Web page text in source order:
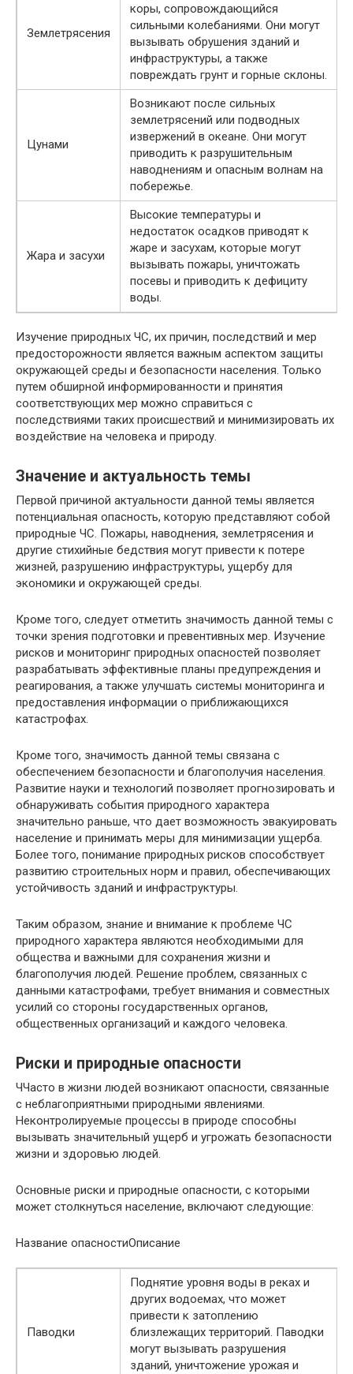
Землетрясения
коры, сопровождающийся
сильными колебаниями. Они могут
вызывать обрушения зданий и
инфраструктуры, а также
повреждать грунт и горные склоны.
Цунами
Возникают после сильных
землетрясений или подводных
извержений в океане. Они могут
приводить к разрушительным
наводнениям и опасным волнам на
побережье.
Жара и засухи
Высокие температуры и
недостаток осадков приводят к
жаре и засухам, которые могут
вызывать пожары, уничтожать
посевы и приводить к дефициту
воды.
Изучение природных ЧС, их причин, последствий и мер
предосторожности является важным аспектом защиты
окружающей среды и безопасности населения. Только
путем обширной информированности и принятия
соответствующих мер можно справиться с
последствиями таких происшествий и минимизировать их
воздействие на человека и природу.
Значение и актуальность темы
Первой причиной актуальности данной темы является
потенциальная опасность, которую представляют собой
природные ЧС. Пожары, наводнения, землетрясения и
другие стихийные бедствия могут привести к потере
жизней, разрушению инфраструктуры, ущербу для
экономики и окружающей среды.
Кроме того, следует отметить значимость данной темы с
точки зрения подготовки и превентивных мер. Изучение
рисков и мониторинг природных опасностей позволяет
разрабатывать эффективные планы предупреждения и
реагирования, а также улучшать системы мониторинга и
предоставления информации о приближающихся
катастрофах.
Кроме того, значимость данной темы связана с
обеспечением безопасности и благополучия населения.
Развитие науки и технологий позволяет прогнозировать и
обнаруживать события природного характера
значительно раньше, что дает возможность эвакуировать
население и принимать меры для минимизации ущерба.
Более того, понимание природных рисков способствует
развитию строительных норм и правил, обеспечивающих
устойчивость зданий и инфраструктуры.
Таким образом, знание и внимание к проблеме ЧС
природного характера являются необходимыми для
общества и важными для сохранения жизни и
благополучия людей. Решение проблем, связанных с
данными катастрофами, требует внимания и совместных
усилий со стороны государственных органов,
общественных организаций и каждого человека.
Риски и природные опасности
ЧЧасто в жизни людей возникают опасности, связанные
с неблагоприятными природными явлениями.
Неконтролируемые процессы в природе способны
вызывать значительный ущерб и угрожать безопасности
жизни и здоровью людей.
Основные риски и природные опасности, с которыми
может столкнуться население, включают следующие:
Название опасностиОписание
Паводки
Поднятие уровня воды в реках и
других водоемах, что может
привести к затоплению
близлежащих территорий. Паводки
могут вызывать разрушения
зданий, уничтожение урожая и